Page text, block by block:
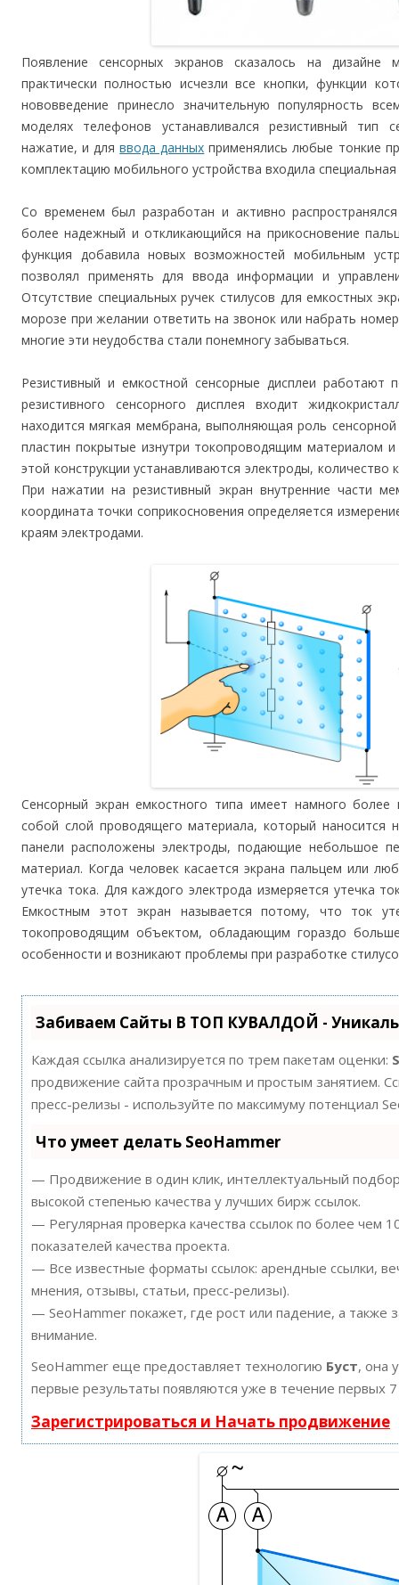
Появление сенсорных экранов сказалось на
практически полностью исчезли все кнопки, функции
нововведение принесло значительную популярность
моделях телефонов устанавливался резистивный тип
нажатие, и дляввода данных применялись любые тонкие
комплектацию мобильного устройства входила специальная
Со временем был разработан и активно
более надежный и откликающийся на прикосновение
функция добавила новых возможностей мобильным
позволял применять для ввода информации и
Отсутствие специальных ручек стилусов для емкостных
морозе при желании ответить на звонок или набрать
многие эти неудобства стали понемногу забываться.
Резистивный и емкостной сенсорные дисплеи
резистивного сенсорного дисплея входит
находится мягкая мембрана, выполняющая роль
пластин покрытые изнутри токопроводящим материалом
этой конструкции устанавливаются электроды,
При нажатии на резистивный экран внутренние части
координата точки соприкосновения определяется
краям электродами.
Сенсорный экран емкостного типа имеет намного более
собой слой проводящего материала, который наносится
панели расположены электроды, подающие небольшое
материал. Когда человек касается экрана пальцем или
утечка тока. Для каждого электрода измеряется утечка
Емкостным этот экран называется потому, что ток
токопроводящим объектом, обладающим гораздо
особенности и возникают проблемы при разработке
Забиваем Сайты В ТОП КУВАЛДОЙ -
Каждая ссылка анализируется по трем пакетам оценки:
продвижение сайта прозрачным и простым занятием.
пресс-релизы - используйте по максимуму потенциал
Что умеет делать SeoHammer
— Продвижение в один клик, интеллектуальный
высокой степенью качества у лучших бирж ссылок.
— Регулярная проверка качества ссылок по более чем
показателей качества проекта.
— Все известные форматы ссылок: арендные ссылки,
мнения, отзывы, статьи, пресс-релизы).
— SeoHammer покажет, где рост или падение, а также
внимание.
SeoHammer еще предоставляет технологию Буст, она
первые результаты появляются уже в течение первых
Зарегистрироваться и Начать продвижение